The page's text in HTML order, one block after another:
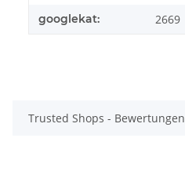
googlekat: 2669
Trusted Shops - Bewertungen